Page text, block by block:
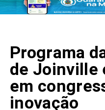
Programa
de Joinville
em
inovação